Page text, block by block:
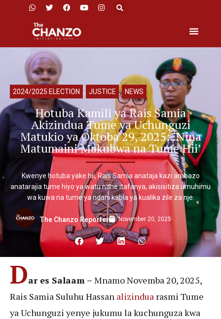
2024/2025 ELECTION , JUSTICE , NEWS
Hotuba Kamili ya Rais Samia
Akizindua Tume ya Uchunguzi
Matukio ya Oktoba 29, 2025: ‘Nina
Matumaini Makubwa na Tume Hii’
Kwenye hotuba yake hii, Rais Samia anataja kazi ambazo
anatarajia tume hiyo ya watu nane itafanya, akisisitiza umuhimu
wa kuwa na tume ya ndani kabla ya kualika zile za nje.
The Chanzo Reporter November 20, 2025
Dar es Salaam – Mnamo Novemba 20, 2025,
Rais Samia Suluhu Hassan alizindua rasmi Tume
ya Uchunguzi yenye jukumu la kuchunguza kwa